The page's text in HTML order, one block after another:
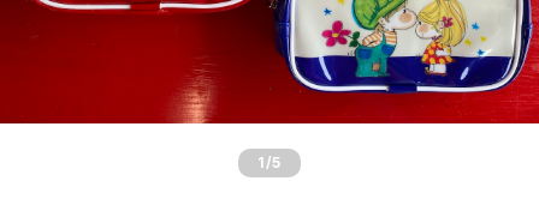
1 /5